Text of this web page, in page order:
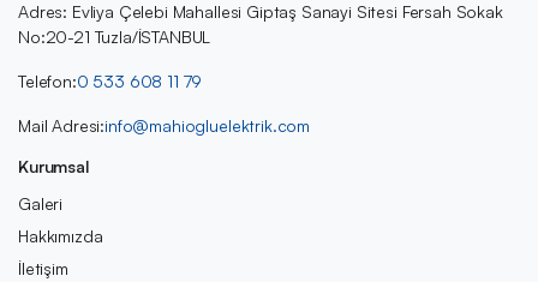
Adres: Evliya Çelebi Mahallesi Giptaş Sanayi Sitesi Fersah Sokak
No:20-21 Tuzla/İSTANBUL
Telefon:0 533 608 11 79
Mail Adresi:info@mahiogluelektrik.com
Kurumsal
Galeri
Hakkımızda
İletişim